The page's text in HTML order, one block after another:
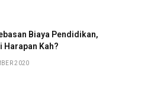
Biaya Pendidikan,
Harapan Kah?
2020